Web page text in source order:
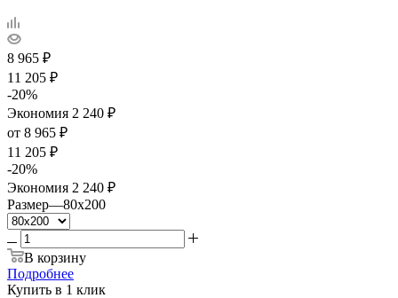
8 965 ₽
11 205 ₽
-20%
Экономия 2 240 ₽
от 8 965 ₽
11 205 ₽
-20%
Экономия 2 240 ₽
Размер—80x200
В корзину
Подробнее
Купить в 1 клик